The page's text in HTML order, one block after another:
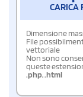
CARICA
Dimensione
File
vettoriale
Non sono
queste
.php,.html